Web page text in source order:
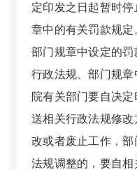
定印发之日起暂时
章中的有关罚款规定
部门规章中设定的
行政法规、部门规
院有关部门要自决
送相关行政法规修
改或者废止工作，
法规调整的，要自